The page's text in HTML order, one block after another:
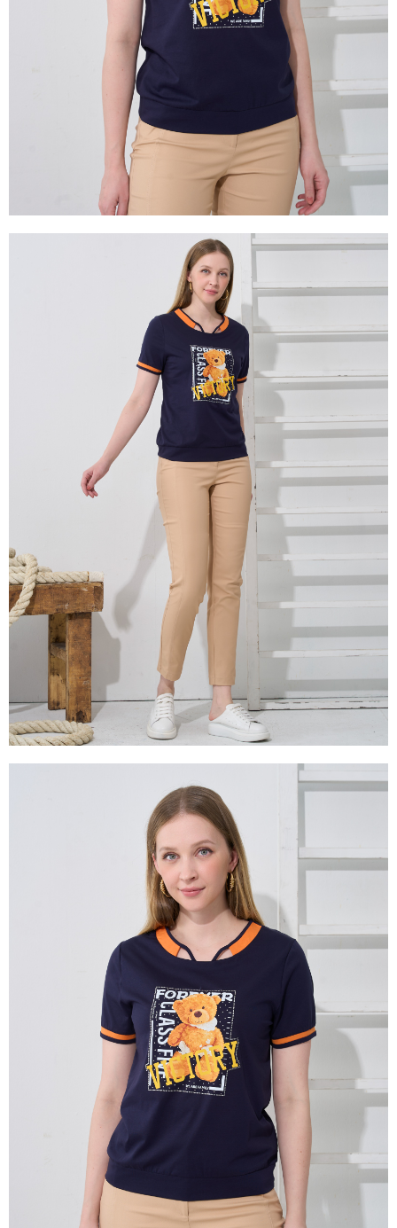
１．透過由恩沛科技股份有限公司提供之「AFTEE先享後付」服務完成之交
易，需依本服務之必要範圍內提供個人資料，並將交易相關給付款項請求債
權轉讓予恩沛科技股份有限公司。
２．關於個人資料處理事宜，請瀏覽以下網址：
https://aftee.tw/terms/#terms3
３．未成年的使用者請事先徵得法定代理人或監護人之同意方可使用
「AFTEE先享後付」，若未經同意申辦者引起之損失，本公司不負相關責
４．使用「AFTEE先享後付」時，將依據個別帳號之用戶狀況，依本公司即
時審查核予不同之上限額度；若仍有額度不足之情形，本公司將視審查結果
請求用戶進行身份認證。
５．嚴禁一人註冊多個帳號或使用他人資訊註冊。若發現惡意使用之情形，